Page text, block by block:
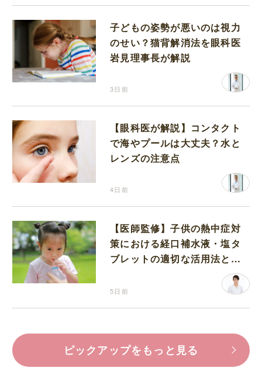
子どもの姿勢が悪いのは視力
のせい？猫背解消法を眼科医
岩見理事長が解説
3日前
【眼科医が解説】コンタクト
で海やプールは大丈夫？水と
レンズの注意点
4日前
【医師監修】子供の熱中症対
策における経口補水液・塩タ
ブレットの適切な活用法と水
5日前
ピックアップをもっと見る